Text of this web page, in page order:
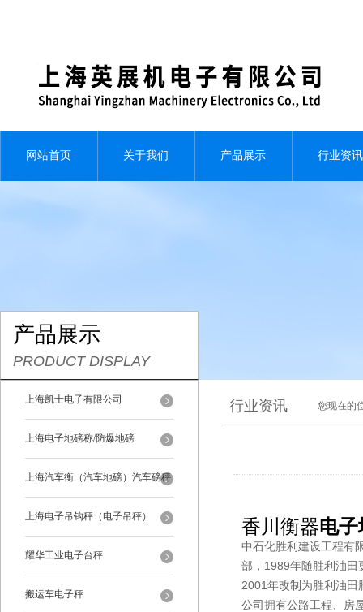
网站首页 关于我们 产品展示 行业资讯
产品展示
PRODUCT DISPLAY
上海凯士电子有限公司
上海电子地磅称/防爆地磅
上海汽车衡（汽车地磅）汽车磅秤
上海电子吊钩秤（电子吊秤）
耀华工业电子台秤
搬运车电子秤
行业资讯 您现在的
香川衡器电子
中石化胜利建设工程有
部，1989年随胜利油田
2001年改制为胜利油
公司拥有公路工程、房